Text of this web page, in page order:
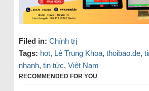
Filed in: Chính trị
Tags: hot, Lê Trung Khoa, thoibao.de,
nhanh, tin tức, Việt Nam
RECOMMENDED FOR YOU